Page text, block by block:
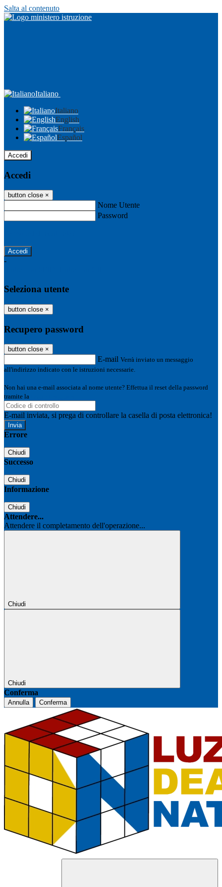
Salta al contenuto
Italiano
Italiano
English
Français
Español
Accedi
Accedi
button close ×
Nome Utente
Password
-
Seleziona utente
button close ×
Recupero password
button close ×
E-mail Verrà inviato un messaggio
all'indirizzo indicato con le istruzioni necessarie.
Non hai una e-mail associata al nome utente? Effettua il reset della password
tramite la
E-mail inviata, si prega di controllare la casella di posta elettronica!
Errore
Chiudi
Successo
Chiudi
Informazione
Chiudi
Attendere...
Attendere il completamento dell'operazione...
Chiudi
Chiudi
Conferma
Annulla Conferma